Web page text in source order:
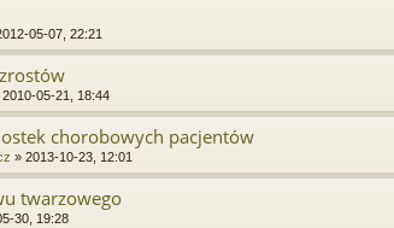
05-07, 22:21
2010-05-21, 18:44
chorobowych pacjentów
» 2013-10-23, 12:01
twarzowego
30, 19:28